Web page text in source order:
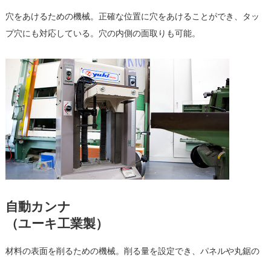
穴をあけるための機械。正確な位置に穴をあけることができ、タッ
プ穴にも対応している。穴の内側の面取りも可能。
自動カンナ
（ユーキ工業製）
材料の表面を削るための機械。削る量を設定でき、パネルや丸鋸の